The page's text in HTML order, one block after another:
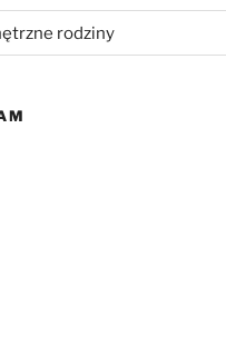
rodziny